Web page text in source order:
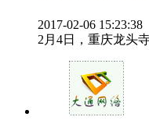
2017-02-06 15:23:38
2月4日，重庆龙头